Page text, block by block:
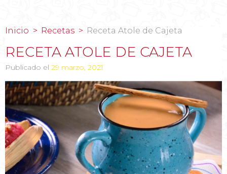
Inicio Recetas Receta Atole de Cajeta
RECETA ATOLE DE CAJETA
Publicado el 29 marzo, 2021